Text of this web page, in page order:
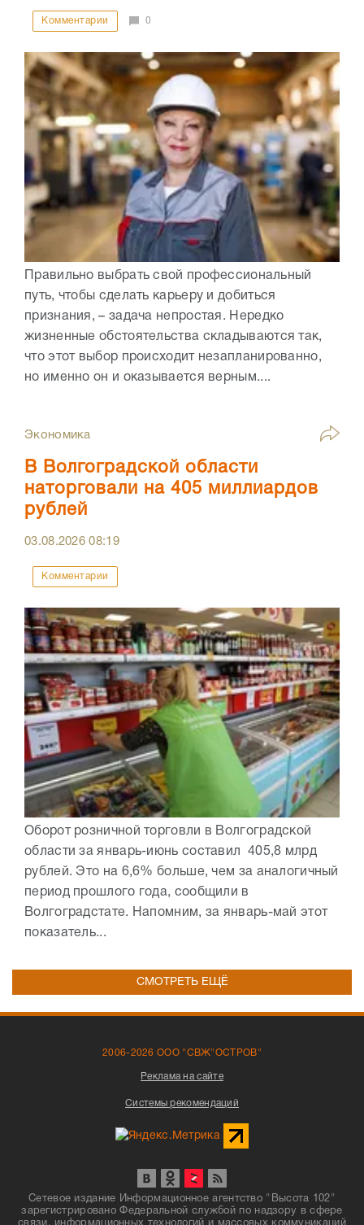
Комментарии 0
Правильно выбрать свой профессиональный
путь, чтобы сделать карьеру и добиться
признания, – задача непростая. Нередко
жизненные обстоятельства складываются так,
что этот выбор происходит незапланированно,
но именно он и оказывается верным....
Экономика
В Волгоградской области
наторговали на 405 миллиардов
рублей
03.08.202608:19
Комментарии
Оборот розничной торговли в Волгоградской
области за январь-июнь составил 405,8 млрд
рублей. Это на 6,6% больше, чем за аналогичный
период прошлого года, сообщили в
Волгоградстате. Напомним, за январь-май этот
показатель...
СМОТРЕТЬ ЕЩЁ
2006-2026 ООО "СВЖ"ОСТРОВ"
Реклама на сайте
Системы рекомендаций
Сетевое издание Информационное агентство "Высота 102"
зарегистрировано Федеральной службой по надзору в сфере